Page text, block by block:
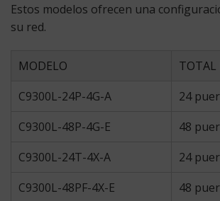
Estos modelos ofrecen una
su red.
MODELO TOTAL
C9300L-24P-4G-A
24
C9300L-48P-4G-E
48
C9300L-24T-4X-A
24
C9300L-48PF-4X-E
48